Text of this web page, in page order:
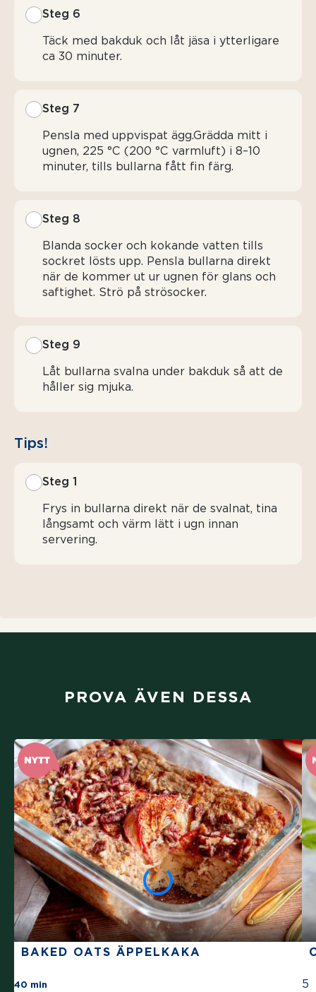
Steg 6
Täck med bakduk och låt jäsa i ytterligare
ca 30 minuter.
Steg 7
Pensla med uppvispat ägg.Grädda mitt i
ugnen, 225 °C (200 °C varmluft) i 8–10
minuter, tills bullarna fått fin färg.
Steg 8
Blanda socker och kokande vatten tills
sockret lösts upp. Pensla bullarna direkt
när de kommer ut ur ugnen för glans och
saftighet. Strö på strösocker.
Steg 9
Låt bullarna svalna under bakduk så att de
håller sig mjuka.
Tips!
Steg 1
Frys in bullarna direkt när de svalnat, tina
långsamt och värm lätt i ugn innan
servering.
PROVA ÄVEN DESSA
BAKED OATS ÄPPELKAKA
40 min 5